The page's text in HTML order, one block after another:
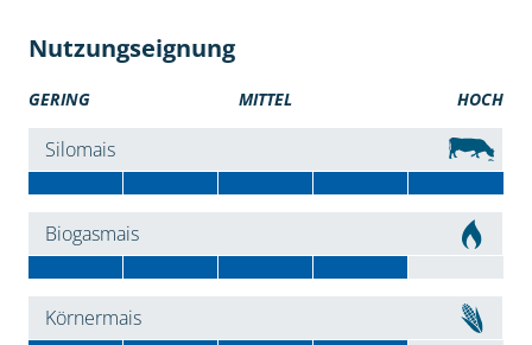
Nutzungseignung
GERING MITTEL HOCH
Silomais
Biogasmais
Körnermais